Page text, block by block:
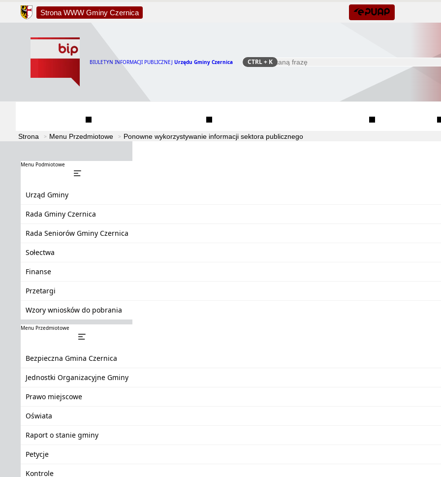
Strona WWW Gminy Czernica
BIULETYN INFORMACJI PUBLICZNEJ Urzędu Gminy Czernica Szukaj
CTRL+ K
Strona Menu Przedmiotowe Ponowne wykorzystywanie informacji sektora publicznego
Menu Podmiotowe
Urząd Gminy
Rada Gminy Czernica
Rada Seniorów Gminy Czernica
Sołectwa
Finanse
Przetargi
Wzory wniosków do pobrania
Menu Przedmiotowe
Bezpieczna Gmina Czernica
Jednostki Organizacyjne Gminy
Prawo miejscowe
Oświata
Raport o stanie gminy
Petycje
Kontrole